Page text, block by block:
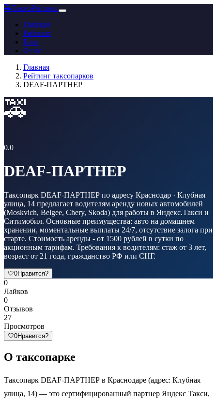
🚕ТаксоРейтинг
Главная
Рейтинг
Блог
О нас
Главная
Рейтинг таксопарков
DEAF-ПАРТНЕР
🚕
0.0
DEAF-ПАРТНЕР
Таксопарк DEAF-ПАРТНЕР по адресу Краснодар · Клубная
улица, 14 предлагает водителям аренду новых автомобилей
(Moskvich, Belgee, Chery, Skoda) для работы в Яндекс.Такси и
Ситимобил. Основные преимущества: авто на домашнем
хранении, моментальные выплаты 24/7, отсутствие залога при
старте. Стоимость аренды - от 1500 рублей в сутки по
акционным тарифам. Требования к водителям: стаж от 3 лет,
возраст от 21 года, гражданство РФ или СНГ.
🤍0Нравится?
0
Лайков
0
Отзывов
27
Просмотров
🤍0Нравится?
О таксопарке
Таксопарк DEAF-ПАРТНЕР в Краснодаре (адрес: Клубная
улица, 14) — это сертифицированный партнер Яндекс Такси,